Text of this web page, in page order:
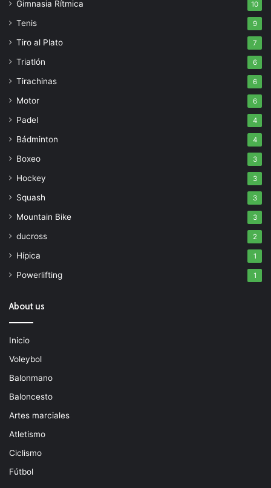
Gimnasia Rítmica 10
Tenis 9
Tiro al Plato 7
Triatlón 6
Tirachinas 6
Motor 6
Padel 4
Bádminton 4
Boxeo 3
Hockey 3
Squash 3
Mountain Bike 3
ducross 2
Hípica 1
Powerlifting 1
About us
Inicio
Voleybol
Balonmano
Baloncesto
Artes marciales
Atletismo
Ciclismo
Fútbol